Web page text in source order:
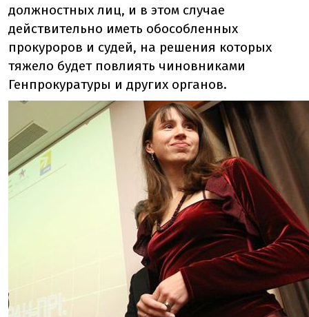
должностных лиц, и в этом случае
действительно иметь обособленных
прокуроров и судей, на решения которых
тяжело будет повлиять чиновниками
Генпрокуратуры и других органов.